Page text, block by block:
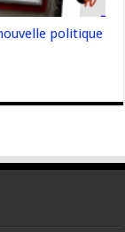
politique